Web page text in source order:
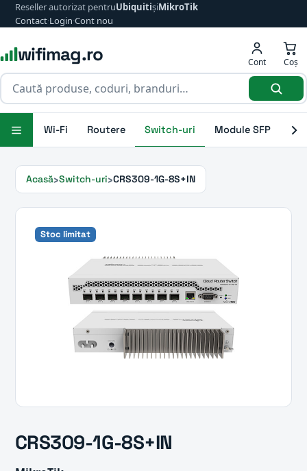
Reseller autorizat pentruUbiquitișiMikroTik
Contact·Login·Cont nou
wifimag.ro Cont Coș
Wi-Fi Routere Switch-uri Module SFP
Acasă Switch-uri CRS309-1G-8S+IN
Stoc limitat
CRS309-1G-8S+IN